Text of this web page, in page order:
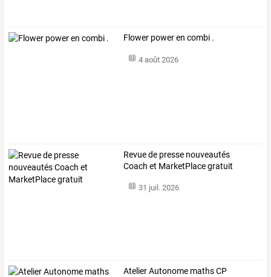
Flower power en combi .
4 août 2026
Revue de presse nouveautés
Coach et MarketPlace gratuit
31 juil. 2026
Atelier Autonome maths CP